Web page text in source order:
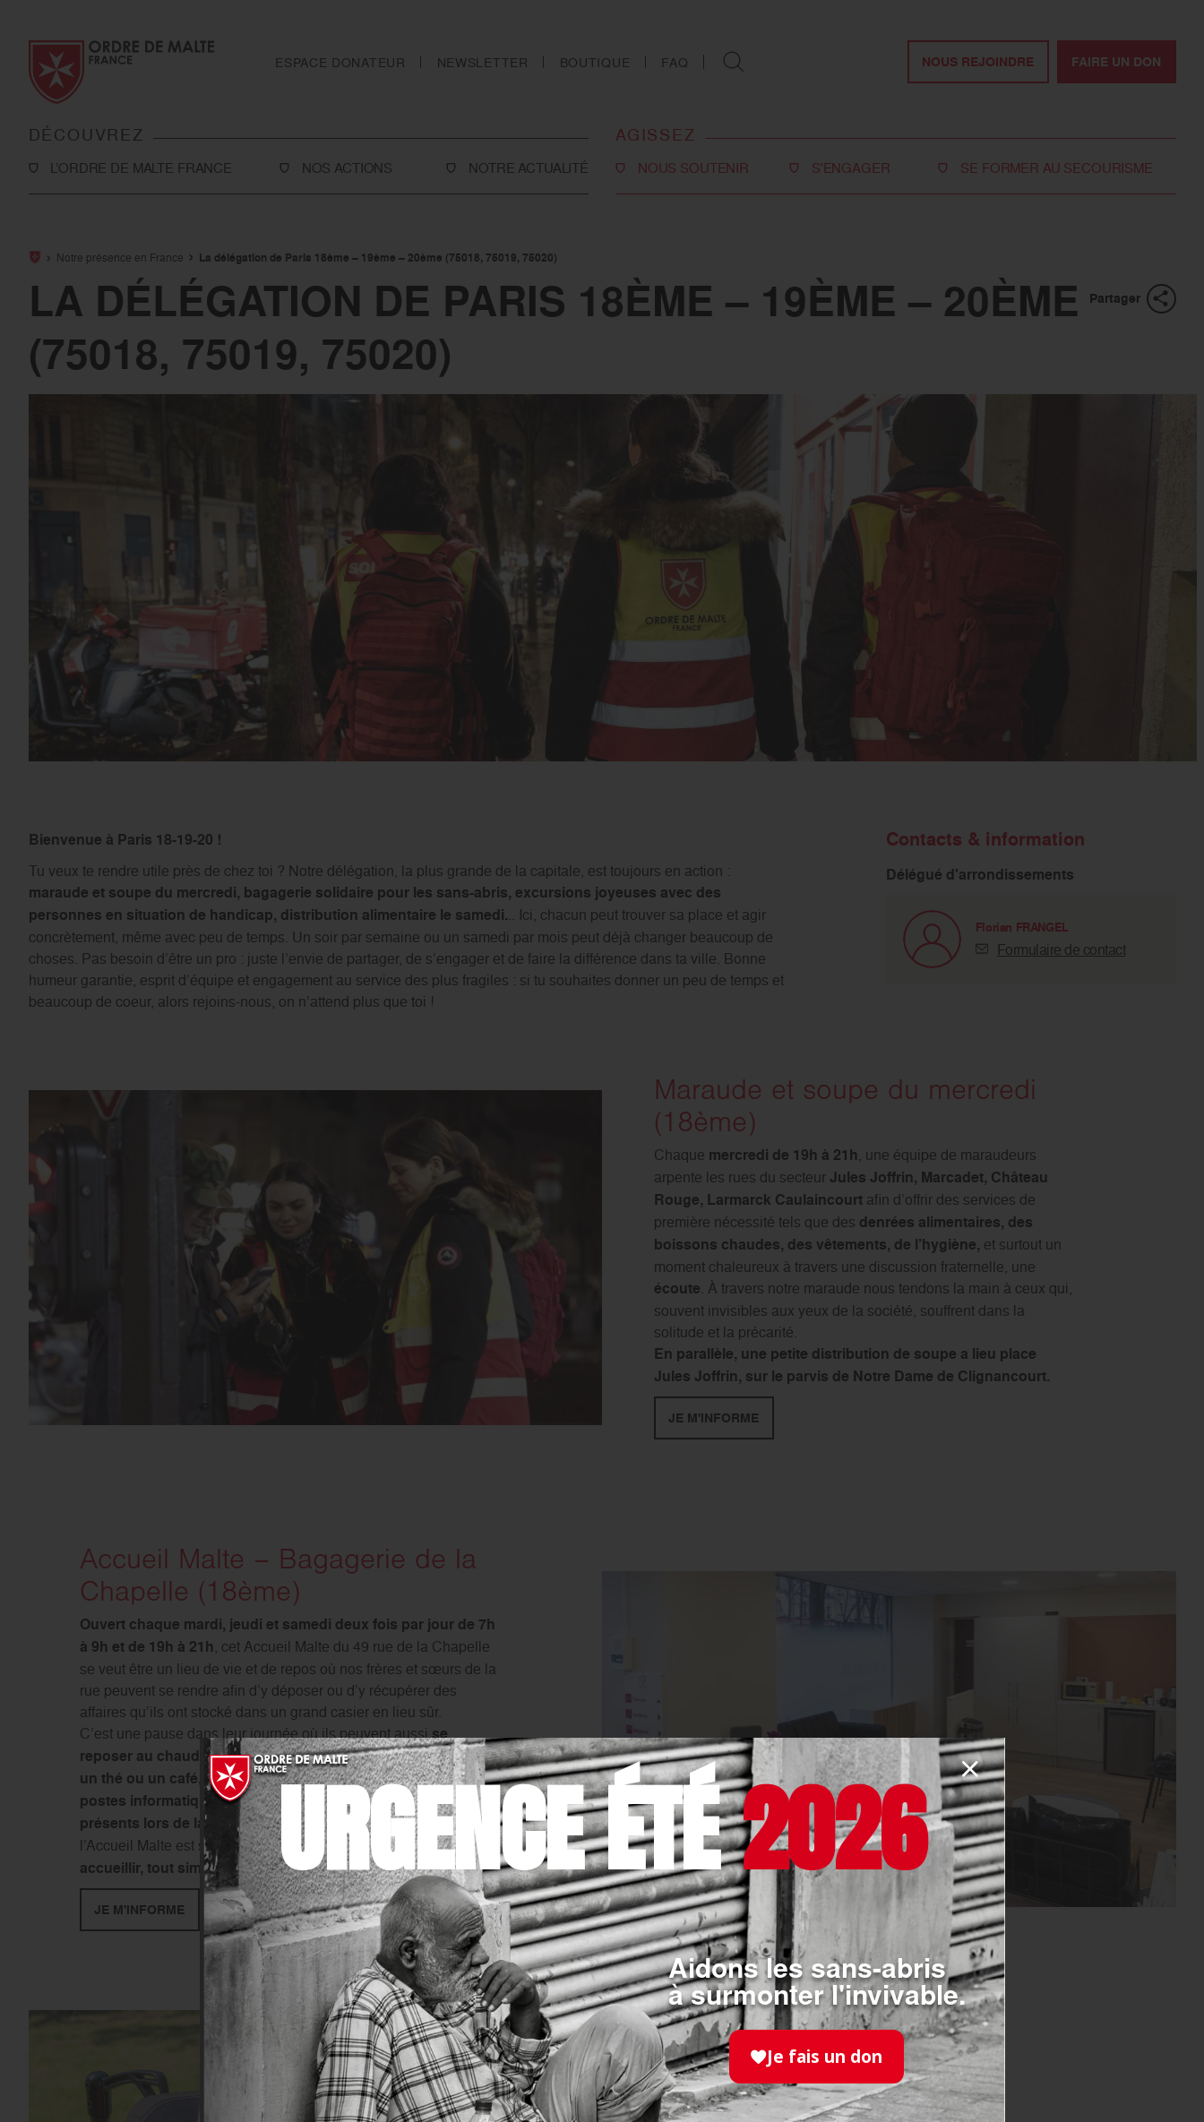
ESPACE DONATEUR NEWSLETTER BOUTIQUE FAQ NOUS REJOINDRE FAIRE UN DON
DÉCOUVREZ
L’ORDRE DE MALTE FRANCE
Rapport d'activité et ressources financières
Notre présence en France
Notre présence à l’international
Le réseau Ordre de Malte
NOS ACTIONS
International
Toutes nos actions
NOTRE ACTUALITÉ
AGISSEZ
NOUS SOUTENIR
Devenir partenaire
Legs, donations et
S'ENGAGER
Rejoindre la délégation
des jeunes
s’engager
SE FORMER AU SECOURISME
Nos formations pour les professionnels
Notre présence en France La délégation de Paris 18ème – 19ème – 20ème (75018, 75019, 75020)
Partager
LA DÉLÉGATION DE PARIS 18ÈME – 19ÈME – 20ÈME
(75018, 75019, 75020)
Bienvenue à Paris 18-19-20 !
Tu veux te rendre utile près de chez toi ? Notre délégation, la plus grande de la capitale, est toujours en action :
maraude et soupe du mercredi, bagagerie solidaire pour les sans-abris, excursions joyeuses avec des
personnes en situation de handicap, distribution alimentaire le samedi... Ici, chacun peut trouver sa place et agir
concrètement, même avec peu de temps. Un soir par semaine ou un samedi par mois peut déjà changer beaucoup de
choses. Pas besoin d’être un pro : juste l’envie de partager, de s’engager et de faire la différence dans ta ville. Bonne
humeur garantie, esprit d’équipe et engagement au service des plus fragiles : si tu souhaites donner un peu de temps et
beaucoup de coeur, alors rejoins-nous, on n’attend plus que toi !
Contacts & information
Délégué d'arrondissements
Florian FRANGEL
Formulaire de contact
Maraude et soupe du mercredi
(18ème)
Chaque mercredi de 19h à 21h, une équipe de maraudeurs
arpente les rues du secteur Jules Joffrin, Marcadet, Château
Rouge, Larmarck Caulaincourtafin d’offrir des services de
première nécessité tels que des denrées alimentaires, des
boissons chaudes, des vêtements, de l’hygiène, et surtout un
moment chaleureux à travers une discussion fraternelle, une
écoute. À travers notre maraude nous tendons la main à ceux qui,
souvent invisibles aux yeux de la société, souffrent dans la
solitude et la précarité.
En parallèle, une petite distribution de soupe a lieu place
Jules Joffrin, sur le parvis de Notre Dame de Clignancourt.
JE M'INFORME
Accueil Malte – Bagagerie de la
Chapelle (18ème)
Ouvert chaque mardi, jeudi et samedi deux fois par jour de 7h
à 9h et de 19h à 21h, cet Accueil Malte du 49 rue de la Chapelle
se veut être un lieu de vie et de repos où nos frères et sœurs de la
rue peuvent se rendre afin d’y déposer ou d’y récupérer des
affaires qu’ils ont stocké dans un grand casier en lieu sûr.
C’est une pause dans leur journée où ils peuvent aussise
reposer au chaud et à l’abris dans un espace détente, boire
un thé ou un café, manger quelques gâteaux, utiliser des
postes informatiques ou encore échanger avec les bénévoles
présents lors de la permanence.La mission du bénévole à
l’Accueil Malte est simple et pourtant primordiale :
être présent et
accueillir, tout simplement.
JE M'INFORME
URGENCE ÉTÉ2026
Aidons les sans-abris
à surmonter l'invivable.
Je fais un don